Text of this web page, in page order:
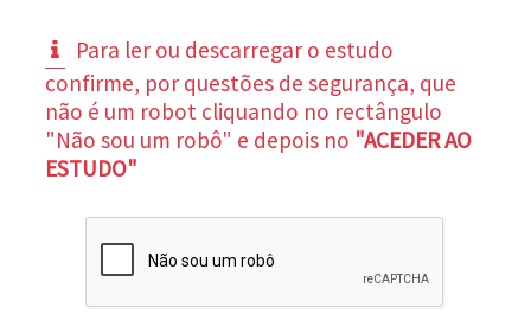
Para ler ou descarregar o estudo
confirme, por questões de segurança, que
não é um robot cliquando no rectângulo
"Não sou um robô" e depois no "ACEDER AO
ESTUDO"